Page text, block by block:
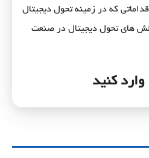
که در زمینه تحول دیجیتال
های تحول دیجیتال در صنعت
کنید